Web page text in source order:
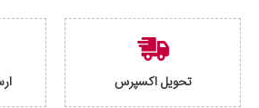
تحویل اکسپرس